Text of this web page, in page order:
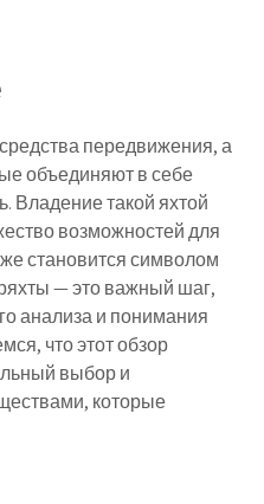
передвижения, а
объединяют в себе
Владение такой яхтой
возможностей для
становится символом
— это важный шаг,
анализа и понимания
что этот обзор
выбор и
которые